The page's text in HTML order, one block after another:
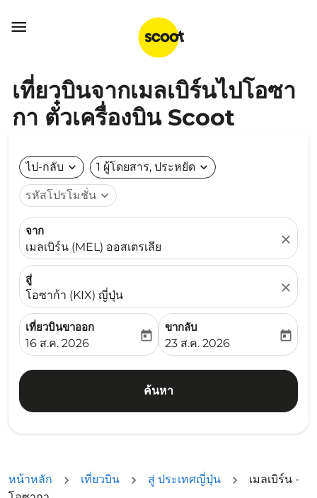

เที่ยวบินจากเมลเบิร์นไปโอซา
กา ตั๋วเครื่องบิน Scoot
ไป-กลับ expand_more 1 ผู้โดยสาร, ประหยัด expand_more
รหัสโปรโมชั่น expand_more
จาก
เมลเบิร์น (MEL) ออสเตรเลีย
close
สู่
โอซาก้า (KIX) ญี่ปุ่น
close
เที่ยวบินขาออก
fc-booking-departure-date-aria-label
16 ส.ค. 2026
today
ขากลับ
fc-booking-return-date-
23 ส.ค. 2026
today
ค้นหา
หน้าหลัก เที่ยวบิน สู่ ประเทศญี่ปุ่น
เมลเบิร์น -